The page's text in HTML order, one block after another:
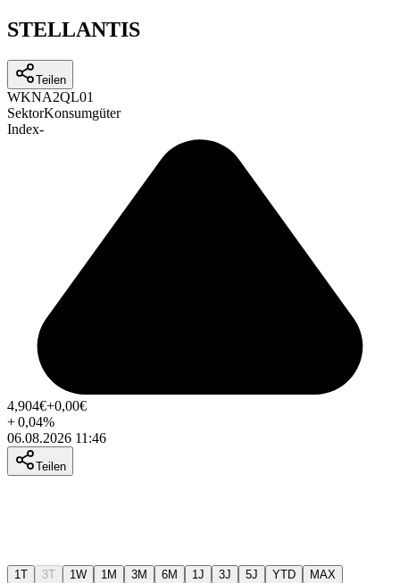
STELLANTIS
Teilen
WKNA2QL01
SektorKonsumgüter
Index-
4,904€+0,00€
+0,04%
06.08.2026 11:46
Teilen
1T 3T 1W 1M 3M 6M 1J 3J 5J YTD MAX